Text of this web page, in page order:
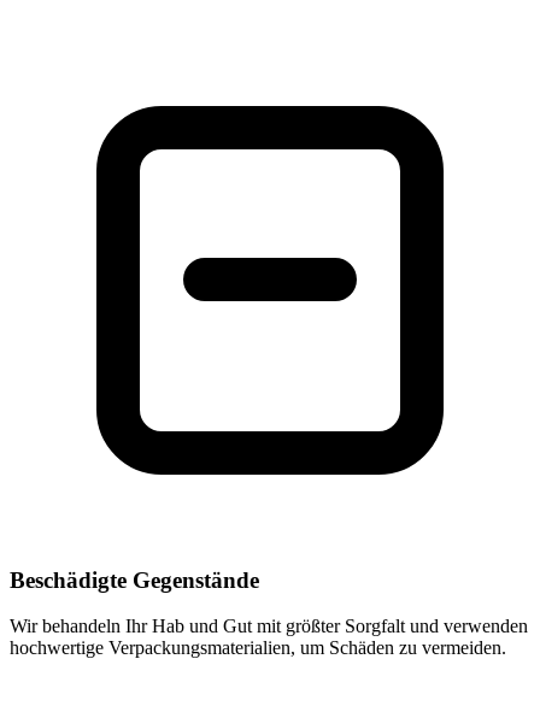
Beschädigte Gegenstände
Wir behandeln Ihr Hab und Gut mit größter Sorgfalt und verwenden
hochwertige Verpackungsmaterialien, um Schäden zu vermeiden.